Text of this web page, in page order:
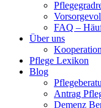
FAQ –
Über uns
Kooperation
Pflege Lexikon
Blog
Antrag
Demenz